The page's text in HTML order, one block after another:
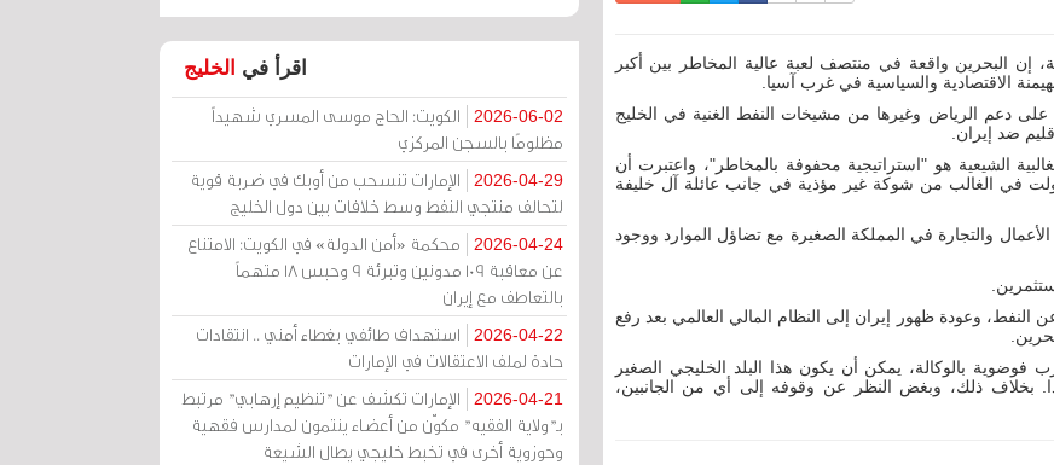
إن البحرين واقعة في منتصف لعبة عالية المخاطر بين أكبر
الاقتصادية والسياسية في غرب آسيا.
على دعم الرياض وغيرها من مشيخات النفط الغنية في الخليج
ضد إيران.
الشيعية هو "استراتيجية محفوفة بالمخاطر"، واعتبرت أن
في الغالب من شوكة غير مؤذية في جانب عائلة آل خليفة
والتجارة في المملكة الصغيرة مع تضاؤل الموارد ووجود
النفط، وعودة ظهور إيران إلى النظام المالي العالمي بعد رفع
بالوكالة، يمكن أن يكون هذا البلد الخليجي الصغير
بخلاف ذلك، وبغض النظر عن وقوفه إلى أي من الجانبين،
اقرأ في الخليج
2026-06-02
الكويت: الحاج موسى المسري شهيداً
مظلومًا بالسجن المركزي
2026-04-29
الإمارات تنسحب من أوبك في ضربة قوية
لتحالف منتجي النفط وسط خلافات بين دول الخليج
2026-04-24
محكمة «أمن الدولة» في الكويت: الامتناع
عن معاقبة 109 مدونين وتبرئة 9 وحبس 18 متهماً
بالتعاطف مع إيران
2026-04-22
استهداف طائفي بغطاء أمني .. انتقادات
حادة لملف الاعتقالات في الإمارات
2026-04-21
الإمارات تكشف عن "تنظيم إرهابي" مرتبط
بـ"ولاية الفقيه" مكوّن من أعضاء ينتمون لمدارس فقهية
وحوزوية أخرى في تخبط خليجي يطال الشيعة